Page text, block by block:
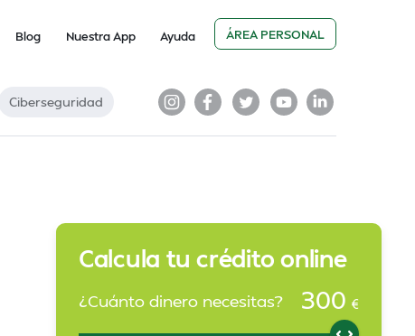
Blog Nuestra App Ayuda ÁREA PERSONAL
Ciberseguridad
Calcula tu crédito online
¿Cuánto dinero necesitas? 300 €